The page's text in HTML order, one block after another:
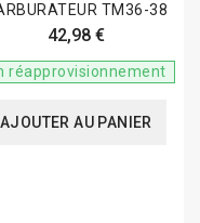
TM36-38
42,98 €
réapprovisionnement
AJOUTER AU PANIER